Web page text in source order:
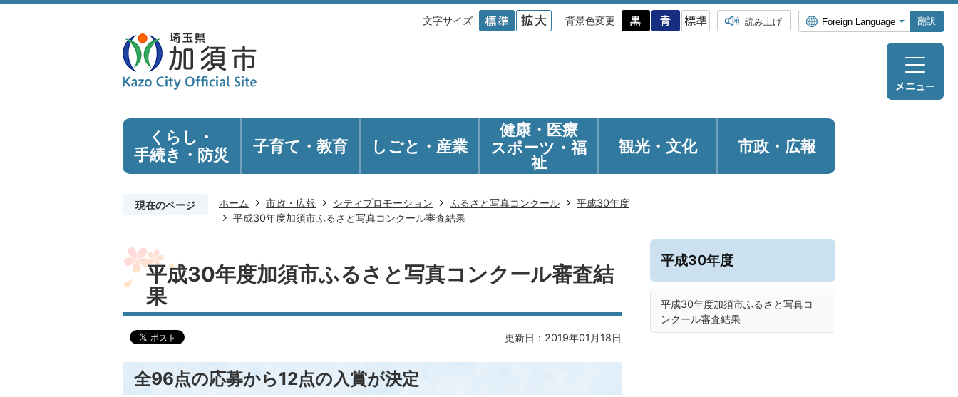
文字サイズ 背景色変更 読み上げ 翻訳
くらし・
手続き ・防災 子育て・教育 しごと・産業
健康・医療
スポーツ・福
祉
観光・ 文化 市政・広報
現在のページ ホーム 市政・広報 シティプロモーション ふるさと写真コンクール
平成30年度
平成30年度加須市ふるさと写真コンクール審査結果
平成30年度加須市ふるさと写真コンクール審査結
果
更新日：2019年01月18日
全96点の応募から12点の入賞が決定
平成30年度
平成30年度加須市ふるさと写真コ
ンクール審査結果